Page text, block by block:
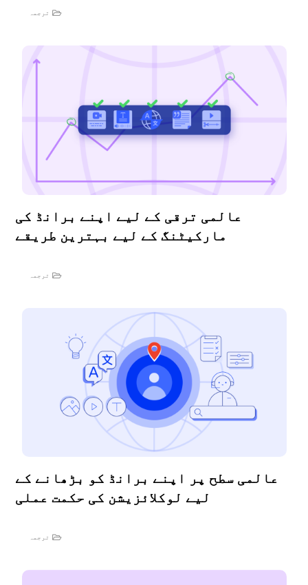
ترجمہ
عالمی ترقی کے لیے اپنے برانڈ کی
مارکیٹنگ کے لیے بہترین طریقے
ترجمہ
عالمی سطح پر اپنے برانڈ کو بڑھانے کے
لیے لوکلائزیشن کی حکمت عملی
ترجمہ